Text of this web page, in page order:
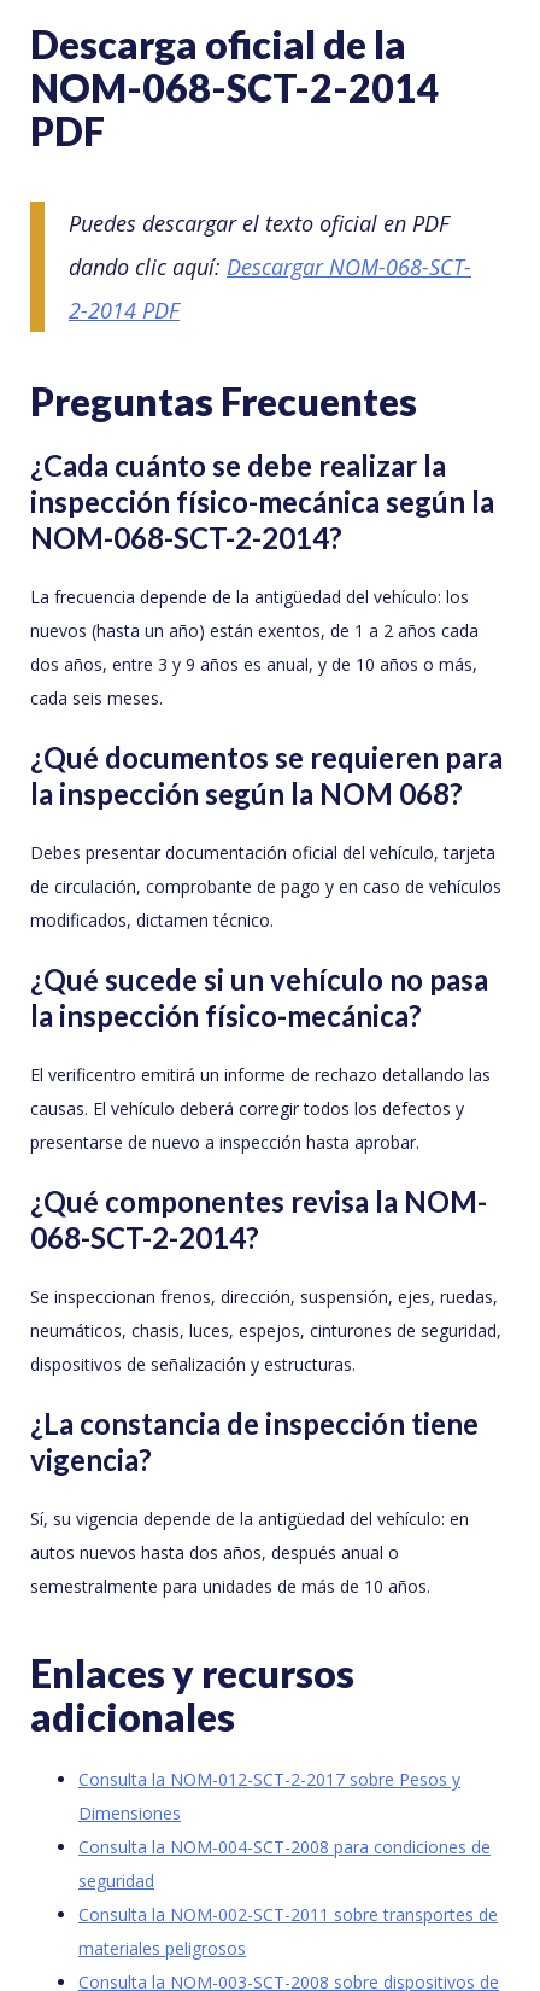
Descarga oficial de la
NOM-068-SCT-2-2014
PDF
Puedes descargar el texto oficial en PDF
dando clic aquí: Descargar NOM-068-SCT-
2-2014 PDF
Preguntas Frecuentes
¿Cada cuánto se debe realizar la
inspección físico-mecánica según la
NOM-068-SCT-2-2014?
La frecuencia depende de la antigüedad del vehículo: los
nuevos (hasta un año) están exentos, de 1 a 2 años cada
dos años, entre 3 y 9 años es anual, y de 10 años o más,
cada seis meses.
¿Qué documentos se requieren para
la inspección según la NOM 068?
Debes presentar documentación oficial del vehículo, tarjeta
de circulación, comprobante de pago y en caso de vehículos
modificados, dictamen técnico.
¿Qué sucede si un vehículo no pasa
la inspección físico-mecánica?
El verificentro emitirá un informe de rechazo detallando las
causas. El vehículo deberá corregir todos los defectos y
presentarse de nuevo a inspección hasta aprobar.
¿Qué componentes revisa la NOM-
068-SCT-2-2014?
Se inspeccionan frenos, dirección, suspensión, ejes, ruedas,
neumáticos, chasis, luces, espejos, cinturones de seguridad,
dispositivos de señalización y estructuras.
¿La constancia de inspección tiene
vigencia?
Sí, su vigencia depende de la antigüedad del vehículo: en
autos nuevos hasta dos años, después anual o
semestralmente para unidades de más de 10 años.
Enlaces y recursos
adicionales
Consulta la NOM-012-SCT-2-2017 sobre Pesos y
Dimensiones
Consulta la NOM-004-SCT-2008 para condiciones de
seguridad
Consulta la NOM-002-SCT-2011 sobre transportes de
materiales peligrosos
Consulta la NOM-003-SCT-2008 sobre dispositivos de